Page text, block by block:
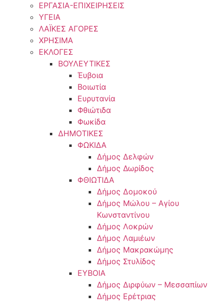
ΕΡΓΑΣΙΑ-ΕΠΙΧΕΙΡΗΣΕΙΣ
ΥΓΕΙΑ
ΛΑΪΚΕΣ ΑΓΟΡΕΣ
ΧΡΗΣΙΜΑ
ΕΚΛΟΓΕΣ
ΒΟΥΛΕΥΤΙΚΕΣ
Έυβοια
Βοιωτία
Ευρυτανία
Φθιώτιδα
Φωκίδα
ΔΗΜΟΤΙΚΕΣ
ΦΩΚΙΔΑ
Δήμος Δελφών
Δήμος Δωρίδος
ΦΘΙΩΤΙΔΑ
Δήμος Δομοκού
Δήμος Μώλου – Αγίου
Κωνσταντίνου
Δήμος Λοκρών
Δήμος Λαμιέων
Δήμος Μακρακώμης
Δήμος Στυλίδος
ΕΥΒΟΙΑ
Δήμος Διρφύων – Μεσσαπίων
Δήμος Ερέτριας